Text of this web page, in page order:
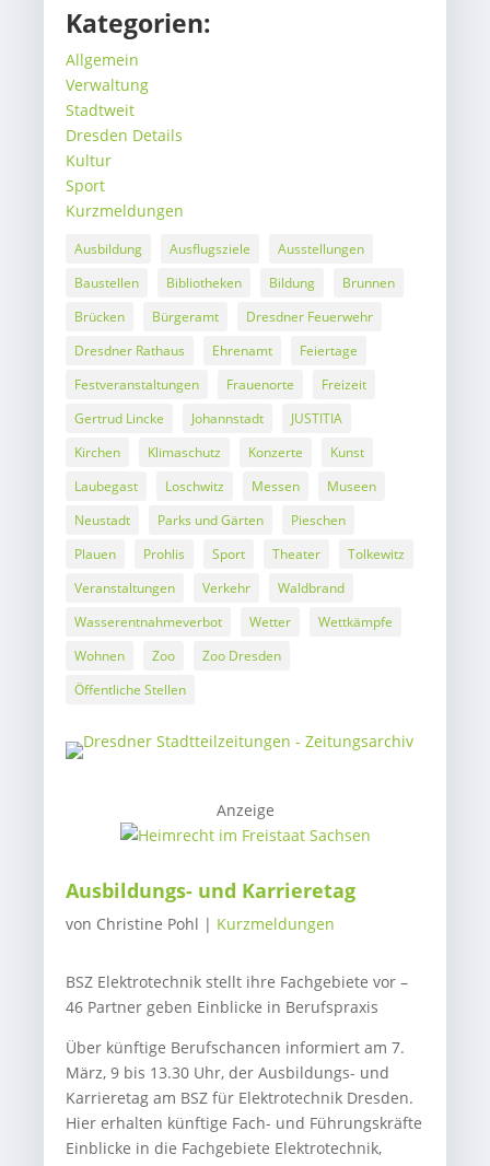
Kategorien:
Allgemein
Verwaltung
Stadtweit
Dresden Details
Kultur
Sport
Kurzmeldungen
Ausbildung Ausflugsziele
Ausstellungen
Baustellen
Bibliotheken Bildung
Brunnen
Brücken
Bürgeramt
Dresdner Feuerwehr
Dresdner Rathaus
Ehrenamt
Feiertage
Festveranstaltungen
Frauenorte
Freizeit
Gertrud Lincke
Johannstadt
JUSTITIA
Kirchen
Klimaschutz Konzerte
Kunst
Laubegast
Loschwitz Messen
Museen
Neustadt
Parks und Gärten
Pieschen
Plauen
Prohlis Sport Theater
Tolkewitz
Veranstaltungen
Verkehr
Waldbrand
Wasserentnahmeverbot
Wetter
Wettkämpfe
Wohnen
Zoo
Zoo Dresden
Öffentliche Stellen
Anzeige
Ausbildungs- und Karrieretag
von Christine Pohl | Kurzmeldungen
BSZ Elektrotechnik stellt ihre Fachgebiete vor –
46 Partner geben Einblicke in Berufspraxis
Über künftige Berufschancen informiert am 7.
März, 9 bis 13.30 Uhr, der Ausbildungs- und
Karrieretag am BSZ für Elektrotechnik Dresden.
Hier erhalten künftige Fach- und Führungskräfte
Einblicke in die Fachgebiete Elektrotechnik,